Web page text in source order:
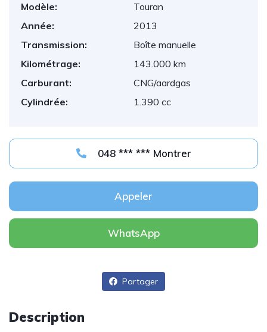
Modèle:
Touran
Année:
2013
Transmission:
Boîte manuelle
Kilométrage:
143.000 km
Carburant:
CNG/aardgas
Cylindrée:
1.390 cc
048 *** *** Montrer
Appeler
WhatsApp
Partager
Description